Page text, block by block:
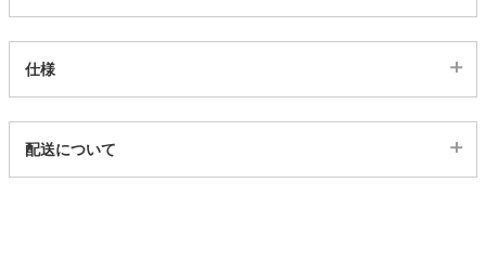
キッチン用品
家電・照明器具
仕様
249740
配送について